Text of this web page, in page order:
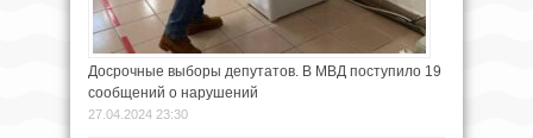
Досрочные выборы депутатов. В МВД поступило 19
сообщений о нарушений
27.04.2024 23:30